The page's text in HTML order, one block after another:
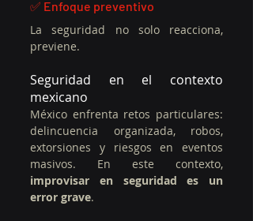
✅ Enfoque preventivo
La seguridad no solo reacciona,
previene.
Seguridad en el contexto
mexicano
México enfrenta retos particulares:
delincuencia organizada, robos,
extorsiones y riesgos en eventos
improvisar en seguridad es un
error grave.